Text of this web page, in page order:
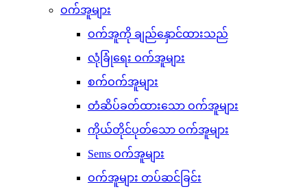
ဝက်အူများ
ဝက်အူကို ချည်နှောင်ထားသည်
လုံခြုံရေး ဝက်အူများ
စက်ဝက်အူများ
တံဆိပ်ခတ်ထားသော ဝက်အူများ
ကိုယ်တိုင်ပုတ်သော ဝက်အူများ
Sems ဝက်အူများ
ဝက်အူများ တပ်ဆင်ခြင်း